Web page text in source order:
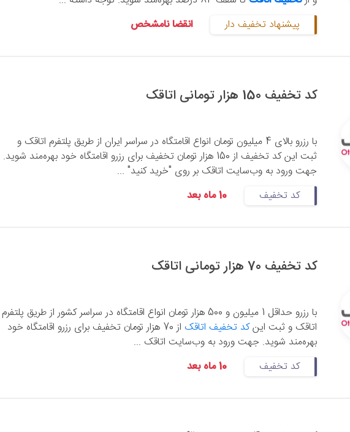
پیشنهاد تخفیف دار
انقضا نامشخص
کد تخفیف 150 هزار تومانی اتاقک
با رزرو بالای 4 میلیون تومان انواع اقامتگاه در سراسر ایران از طریق پلتفرم اتاقک و
ثبت این کد تخفیف از 150 هزار تومان تخفیف برای رزرو اقامتگاه خود بهره‌مند شوید.
جهت ورود به وب‌سایت اتاقک بر روی "خرید کنید" ...
کد تخفیف
10 ماه بعد
کد تخفیف 70 هزار تومانی اتاقک
با رزرو حداقل 1 میلیون و 500 هزار تومان انواع اقامتگاه در سراسر کشور از طریق پلتفرم
اتاقک و ثبت اینکد تخفیف اتاقک
از 70 هزار تومان تخفیف برای رزرو اقامتگاه خود
بهره‌مند شوید. جهت ورود به وب‌سایت اتاقک ...
کد تخفیف
10 ماه بعد